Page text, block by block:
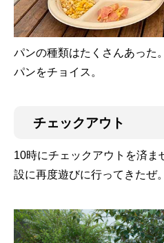
パンの種類はたくさんあった
パンをチョイス。
チェックアウト
10時にチェックアウトを済ま
設に再度遊びに行ってきたぜ。